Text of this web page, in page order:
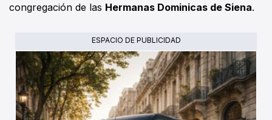
congregación de las Hermanas Dominicas de Siena.
ESPACIO DE PUBLICIDAD